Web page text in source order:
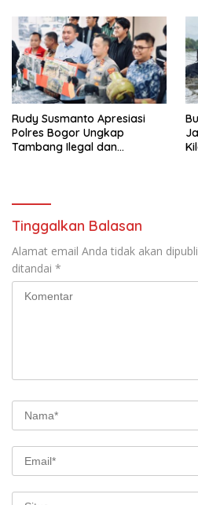
Rudy Susmanto Apresiasi
Polres Bogor Ungkap
Tambang Ilegal dan
Tinggalkan Balasan
Alamat email Anda tidak akan
ditandai *